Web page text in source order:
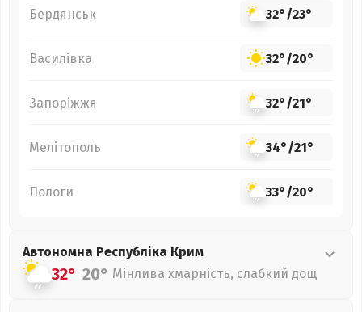
Бердянськ 32°/23°
Василівка 32°/20°
Запоріжжя 32°/21°
Мелітополь 34°/21°
Пологи 33°/20°
Автономна Республіка Крим
32° 20° Мінлива хмарність, слабкий дощ